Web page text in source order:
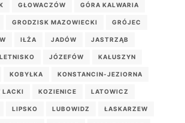
GŁOWACZÓW GÓRA KALWARIA
GRODZISK MAZOWIECKI GRÓJEC
IŁŻA JADÓW JASTRZĄB
JÓZEFÓW KAŁUSZYN
KOBYŁKA KONSTANCIN-JEZIORNA
LACKI KOZIENICE LATOWICZ
LIPSKO LUBOWIDZ ŁASKARZEW